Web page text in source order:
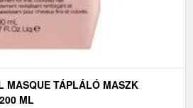
MASQUE TÁPLÁLÓ MASZK
ML